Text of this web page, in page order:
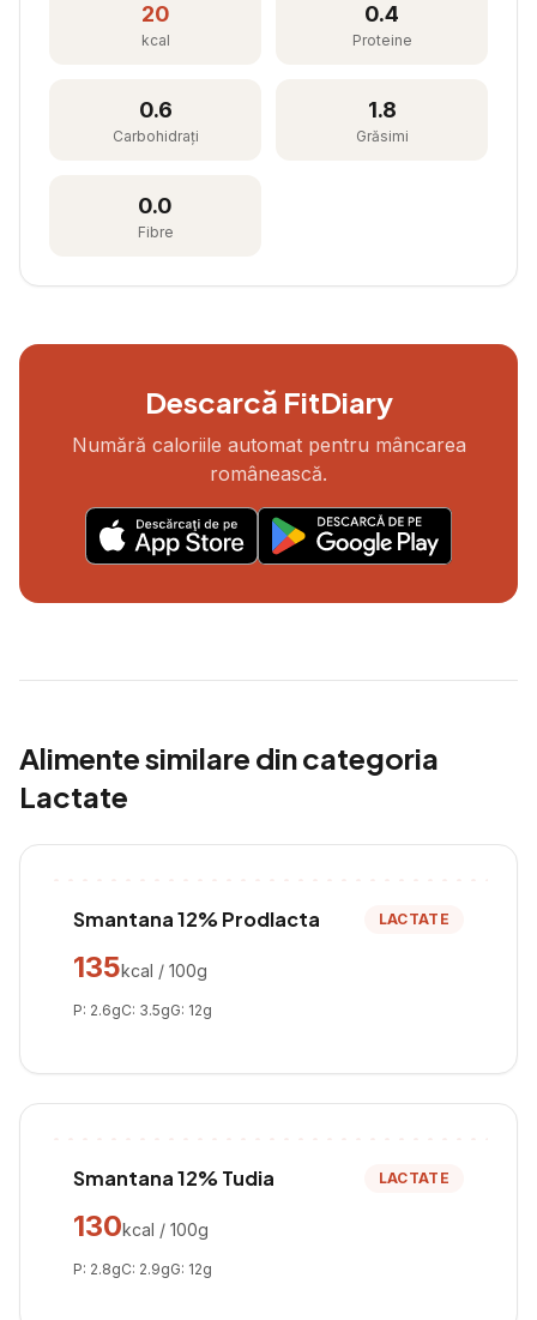
20
kcal
0.4
Proteine
0.6
Carbohidrați
1.8
Grăsimi
0.0
Fibre
Descarcă FitDiary
Numără caloriile automat pentru mâncarea
românească.
Alimente similare din categoria
Lactate
Smantana 12% Prodlacta LACTATE
135kcal / 100g
P: 2.6gC: 3.5gG: 12g
Smantana 12% Tudia LACTATE
130kcal / 100g
P: 2.8gC: 2.9gG: 12g